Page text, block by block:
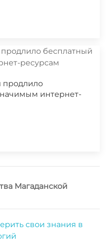
продлило
интернет-
Магаданской